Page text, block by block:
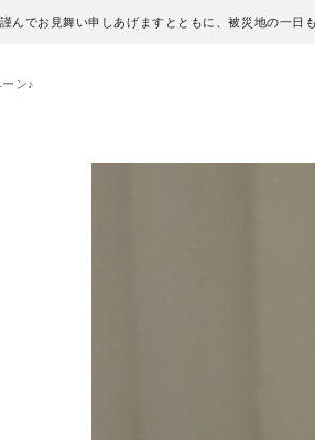
んでお見舞い申しあげますとともに、被災地の一日
ン♪